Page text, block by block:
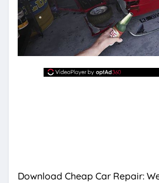
Download Cheap Car Repair: